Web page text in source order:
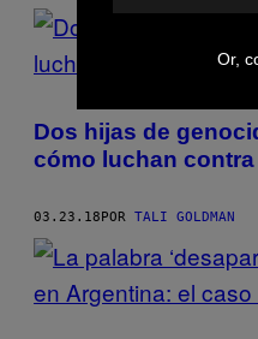
Dos hijas de
cómo luchan
03.23.18POR TALI GOLDMAN
Or,